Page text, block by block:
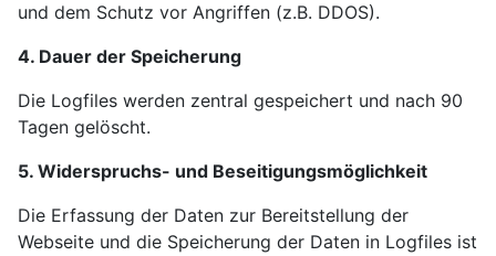
und dem Schutz vor Angriffen (z.B. DDOS).
4. Dauer der Speicherung
Die Logfiles werden zentral gespeichert und nach 90
Tagen gelöscht.
5. Widerspruchs- und Beseitigungsmöglichkeit
Die Erfassung der Daten zur Bereitstellung der
Webseite und die Speicherung der Daten in Logfiles ist